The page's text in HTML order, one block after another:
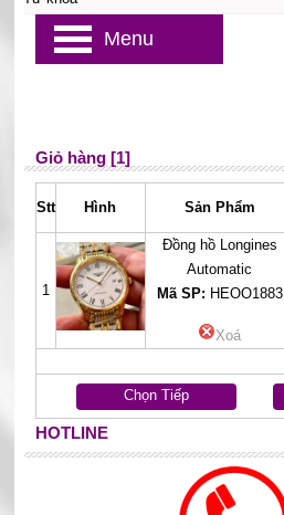
Giỏ hàng [1]
Stt Hình Sản Phẩm
1
Đồng hồ Longines
Automatic
Mã SP: HEOO1883
Xoá
Chọn Tiếp
HOTLINE
Menu